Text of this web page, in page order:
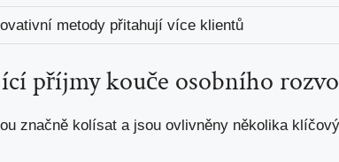
‌metody přitahují ⁤více ⁢klientů
příjmy kouče osobního
značně kolísat a jsou ovlivněny⁤ několika‍